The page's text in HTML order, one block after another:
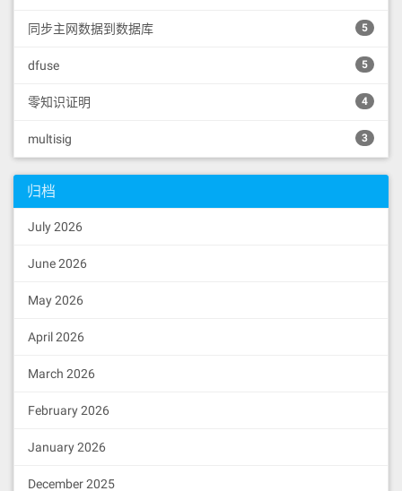
同步主网数据到数据库 5
dfuse 5
零知识证明 4
multisig 3
归档
July 2026
June 2026
May 2026
April 2026
March 2026
February 2026
January 2026
December 2025